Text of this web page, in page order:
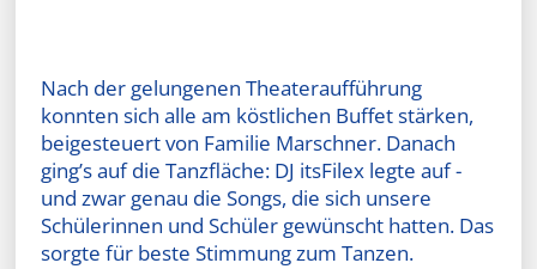
Nach der gelungenen Theateraufführung
konnten sich alle am köstlichen Buffet stärken,
beigesteuert von Familie Marschner. Danach
ging’s auf die Tanzfläche: DJ itsFilex legte auf -
und zwar genau die Songs, die sich unsere
Schülerinnen und Schüler gewünscht hatten. Das
sorgte für beste Stimmung zum Tanzen.